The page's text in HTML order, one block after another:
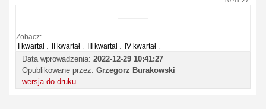
Zobacz:
I kwartał . II kwartał . III kwartał . IV kwartał .
Data wprowadzenia: 2022-12-29 10:41:27
Opublikowane przez: Grzegorz Burakowski
wersja do druku